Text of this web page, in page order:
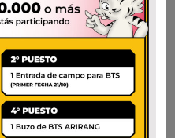
SOJU SAERO
DAMASCO
CRISANTEMO